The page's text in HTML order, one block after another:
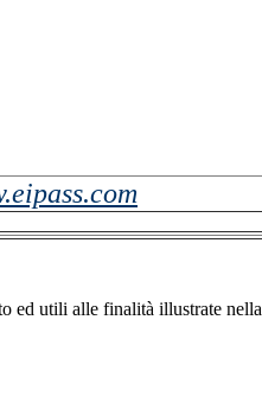
ed utili alle finalità illustrate nella